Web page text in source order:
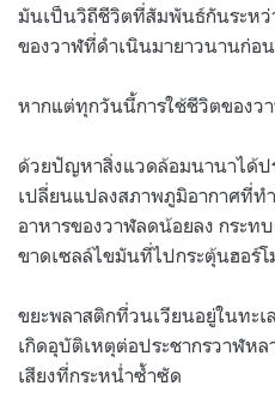
มันเป็นวิถีชีวิตที่สัมพันธ์กันระหว่
ของวาฬที่ดำเนินมายาวนานก่อ
หากแต่ทุกวันนี้การใช้ชีวิตของว
ด้วยปัญหาสิ่งแวดล้อมนานาได้ป
เปลี่ยนแปลงสภาพภูมิอากาศที่
อาหารของวาฬลดน้อยลง กระท
ขาดเซลล์ไขมันที่ไปกระตุ้นฮอร์โ
ขยะพลาสติกที่วนเวียนอยู่ในทะ
เกิดอุบัติเหตุต่อประชากรวาฬห
เสียงที่กระหน่ำซ้ำซัด